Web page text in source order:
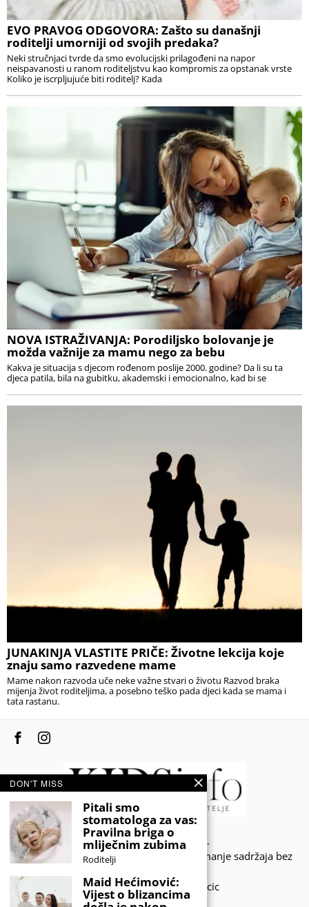
EVO PRAVOG ODGOVORA: Zašto su današnji
roditelji umorniji od svojih predaka?
Neki stručnjaci tvrde da smo evolucijski prilagođeni na napor
neispavanosti u ranom roditeljstvu kao kompromis za opstanak vrste
Koliko je iscrpljujuće biti roditelj? Kada
NOVA ISTRAŽIVANJA: Porodiljsko bolovanje je
možda važnije za mamu nego za bebu
Kakva je situacija s djecom rođenom poslije 2000. godine? Da li su ta
djeca patila, bila na gubitku, akademski i emocionalno, kad bi se
JUNAKINJA VLASTITE PRIČE: Životne lekcija koje
znaju samo razvedene mame
Mame nakon razvoda uče neke važne stvari o životu Razvod braka
mijenja život roditeljima, a posebno teško pada djeci kada se mama i
tata rastanu.
© 2020 - KIDSINFO.BA.
Sva prava zadržana. Zabranjeno preuzimanje sadržaja bez
Developed by Amar SIjercic
DON'T MISS
Pitali smo
stomatologa za vas:
Pravilna briga o
mliječnim zubima
Roditelji
Maid Hećimović:
Vijest o blizancima